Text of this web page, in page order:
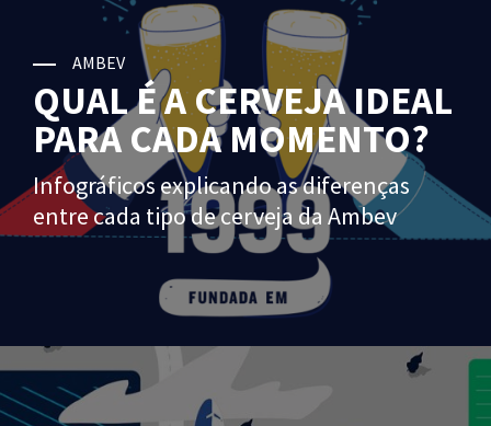
AMBEV
QUAL É A CERVEJA IDEAL
PARA CADA MOMENTO?
Infográficos explicando as diferenças
entre cada tipo de cerveja da Ambev